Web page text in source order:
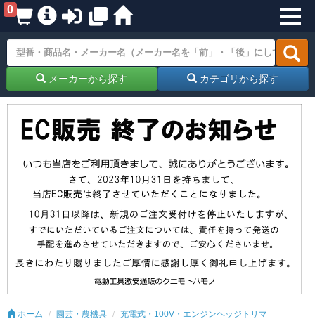
0
メーカーから探す カテゴリから探す
ホーム 園芸・農機具 充電式・100V・エンジンヘッジトリマ